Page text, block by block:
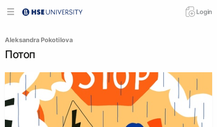
Login
Aleksandra Pokotilova
Потоп